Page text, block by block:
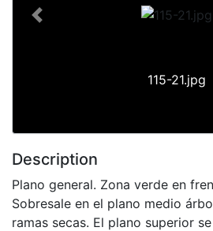
115-21.jpg
Previous
Description
Plano general. Zona verde en
Sobresale en el plano medio
ramas secas. El plano superior